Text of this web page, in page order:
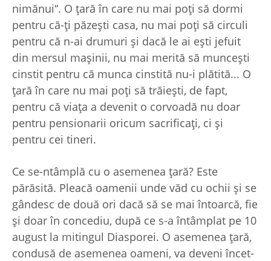
nimănui“. O ţară în care nu mai poţi să dormi
pentru că-ţi păzeşti casa, nu mai poţi să circuli
pentru că n-ai drumuri şi dacă le ai eşti jefuit
din mersul maşinii, nu mai merită să munceşti
cinstit pentru că munca cinstită nu-i plătită... O
ţară în care nu mai poţi să trăieşti, de fapt,
pentru că viaţa a devenit o corvoadă nu doar
pentru pensionarii oricum sacrificaţi, ci şi
pentru cei tineri.
Ce se-ntâmplă cu o asemenea ţară? Este
părăsită. Pleacă oamenii unde văd cu ochii şi se
gândesc de două ori dacă să se mai întoarcă, fie
şi doar în concediu, după ce s-a întâmplat pe 10
august la mitingul Diasporei. O asemenea ţară,
condusă de asemenea oameni, va deveni încet-